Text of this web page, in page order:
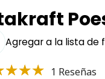
Agregar a la lista de
1 Reseñas